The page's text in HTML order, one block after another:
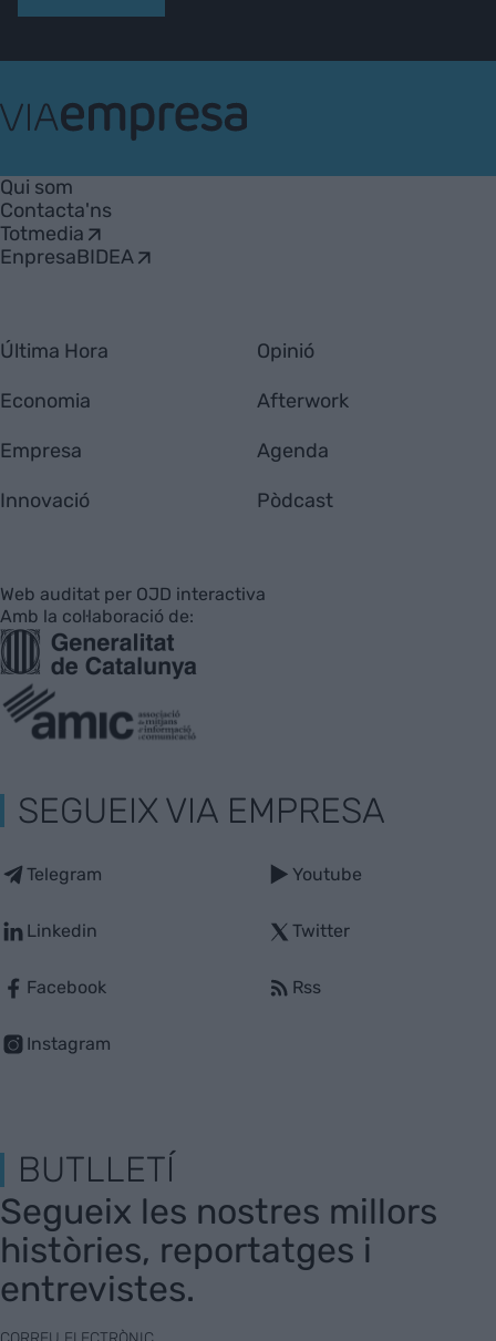
Empresa
Qui som
Contacta'ns
Totmedia
EnpresaBIDEA
Última Hora
Economia
Empresa
Innovació
Opinió
Afterwork
Agenda
Pòdcast
Web auditat per OJD interactiva
Amb la col·laboració de:
SEGUEIX VIA EMPRESA
Telegram
Linkedin
Facebook
Instagram
Youtube
Twitter
Rss
BUTLLETÍ
Segueix les nostres millors
històries, reportatges i
entrevistes.